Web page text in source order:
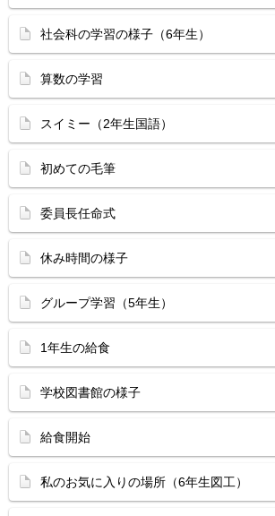
社会科の学習の様子（6年生）
算数の学習
スイミー（2年生国語）
初めての毛筆
委員長任命式
休み時間の様子
グループ学習（5年生）
1年生の給食
学校図書館の様子
給食開始
私のお気に入りの場所（6年生図工）